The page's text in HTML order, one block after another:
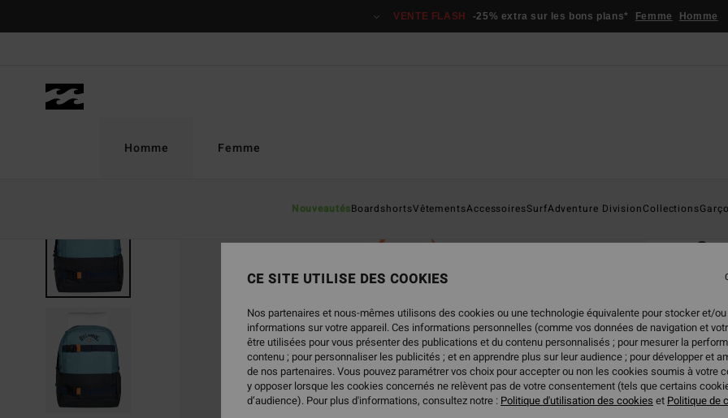
VENTE FLASH -25% extra sur les bons plans* Femme Homme
Homme
NouveautésBoardshortsVêtementsAccessoiresSurfAdventure DivisionCollections
Femme
Sac
ECO-
59,95
BONS
CE SITE UTILISE DES COOKIES
Nos partenaires et nous-mêmes utilisons des cookies ou une technologie équivalente pour stocker et/
informations sur votre appareil. Ces informations personnelles (comme vos données de navigation et
être utilisées pour vous présenter des publications et du contenu personnalisés ; pour mesurer la
contenu ; pour personnaliser les publicités ; et en apprendre plus sur leur audience ; pour développer et
de nos partenaires. Vous pouvez paramétrer vos choix pour accepter ou non les cookies soumis à votre
y opposer lorsque les cookies concernés ne relèvent pas de votre consentement (tels que certains
d’audience). Pour plus d'informations, consultez notre : Politique d'utilisation des cookies et Politique de